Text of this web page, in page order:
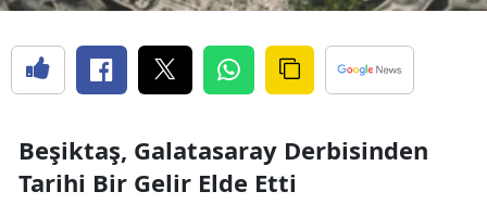
Beşiktaş, Galatasaray Derbisinden
Tarihi Bir Gelir Elde Etti